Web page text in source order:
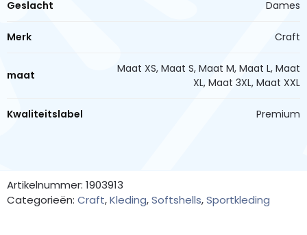
Geslacht Dames
Merk Craft
maat
Maat XS, Maat S, Maat M, Maat L, Maat
XL, Maat 3XL, Maat XXL
Kwaliteitslabel Premium
Artikelnummer: 1903913
Categorieën: Craft,Kleding,Softshells,Sportkleding